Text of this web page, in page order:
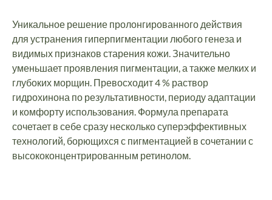
Уникальное решение пролонгированного действия
для устранения гиперпигментации любого генеза и
видимых признаков старения кожи. Значительно
уменьшает проявления пигментации, а также мелких и
глубоких морщин. Превосходит 4 % раствор
гидрохинона по результативности, периоду адаптации
и комфорту использования. Формула препарата
сочетает в себе сразу несколько суперэффективных
технологий, борющихся с пигментацией в сочетании с
высококонцентрированным ретинолом.